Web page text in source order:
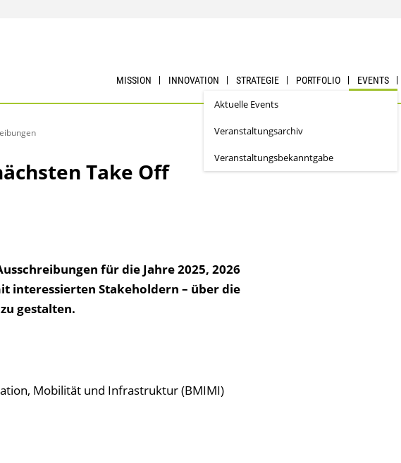
MISSION INNOVATION STRATEGIE PORTFOLIO EVENTS
Aktuelle Events
Veranstaltungsarchiv
Veranstaltungsbekanntgabe
Take Off
für die Jahre 2025, 2026
interessierten Stakeholdern – über die
gestalten.
Mobilität und Infrastruktur (BMIMI)